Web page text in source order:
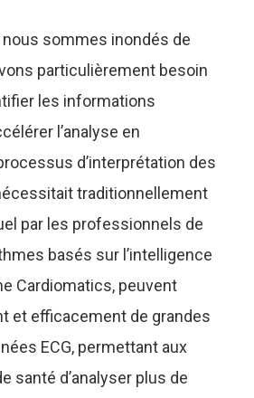
sommes inondés de
particulièrement besoin
les informations
l’analyse en
d’interprétation des
traditionnellement
par les professionnels de
basés sur l’intelligence
Cardiomatics, peuvent
et efficacement de grandes
ECG, permettant aux
santé d’analyser plus de